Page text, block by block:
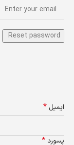
ایمیل *
پسورد *